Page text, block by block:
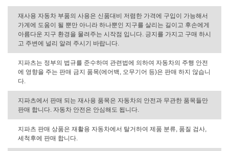
재사용 자동차 부품의 사용은 신품대비 저렴한 가격에 구입이 가능해서
가계에 도움이 될 뿐만 아니라 하나뿐인 지구를 살리는 길이고 후손에게
아름다운 지구 환경을 물려주는 시작점 입니다. 긍지를 가지고 구매 하시
고 주변에 널리 알려 주시기 바랍니다.
지파츠는 정부의 법규를 준수하며 관련법에 의하여 자동차의 주행 안전
에 영향을 주는 판매 금지 품목(에어백, 오무기어 등)은 판매 하지 않습니
다.
지파츠에서 판매 되는 재사용 품목은 자동차의 안전과 무관한 품목들만
판매 합니다. 자동차 안전은 안심해도 됩니다.
지파츠 판매 상품은 재활용 자동차에서 탈거하여 제품 분류, 품질 검사,
세척후에 판매 합니다.